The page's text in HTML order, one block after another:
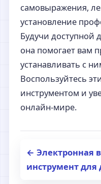
самовыражения,
установление
Будучи доступной
она помогает вам
устанавливать с
Воспользуйтесь
инструментом и
онлайн-мире.
← Электронная
инструмент для